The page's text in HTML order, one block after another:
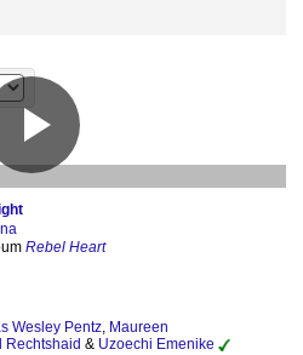
Rebel Heart
Wesley Pentz, Maureen
Rechtshaid & Uzoechi Emenike